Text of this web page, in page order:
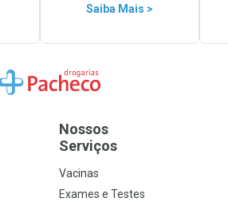
Saiba Mais >
para a Home
Nossos
Serviços
Vacinas
Exames e Testes